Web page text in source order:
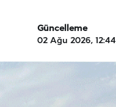
Güncelleme
02 Ağu 2026, 12:44